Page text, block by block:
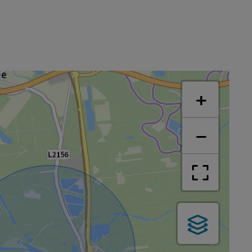
+
−